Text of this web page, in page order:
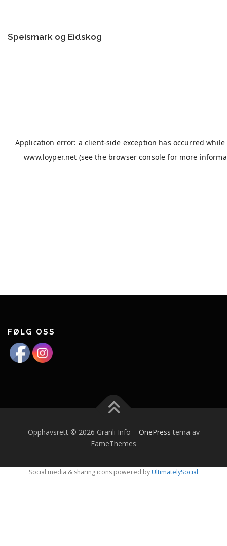
Speismark og Eidskog
FØLG OSS
Opphavsrett © 2026 Granli Info – OnePress tema av
FameThemes
Social media & sharing icons powered byUltimatelySocial